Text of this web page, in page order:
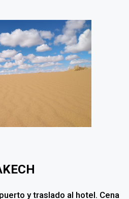
y traslado al hotel. Cena